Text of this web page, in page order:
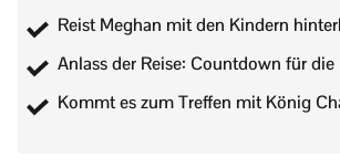
Reist Meghan mit den Kindern
Anlass der Reise: Countdown für die
Kommt es zum Treffen mit König